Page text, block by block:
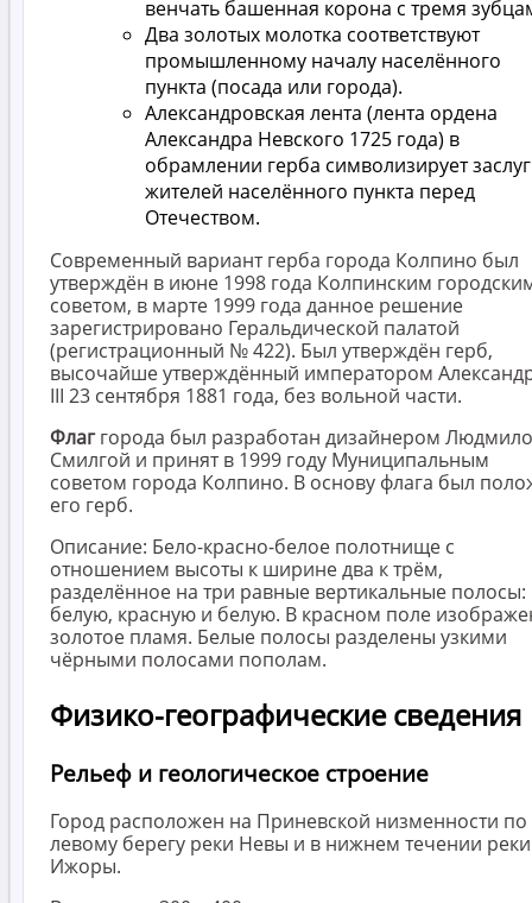
венчать башенная корона с тремя
Два золотых молотка соответствуют
промышленному началу населённого
пункта (посада или города).
Александровская лента (лента ордена
Александра Невского 1725 года) в
обрамлении герба символизирует
жителей населённого пункта перед
Отечеством.
Современный вариант герба города Колпино был
утверждён в июне 1998 года Колпинским
советом, в марте 1999 года данное решение
зарегистрировано Геральдической палатой
(регистрационный № 422). Был утверждён герб,
высочайше утверждённый императором
III 23 сентября 1881 года, без вольной части.
Флаггорода был разработан дизайнером
Смилгой и принят в 1999 году Муниципальным
советом города Колпино. В основу флага был
его герб.
Описание: Бело-красно-белое полотнище с
отношением высоты к ширине два к трём,
разделённое на три равные вертикальные полосы:
белую, красную и белую. В красном поле
золотое пламя. Белые полосы разделены узкими
чёрными полосами пополам.
Физико-географические сведения
Рельеф и геологическое строение
Город расположен на Приневской низменности по
левому берегу реки Невы и в нижнем течении реки
Ижоры.